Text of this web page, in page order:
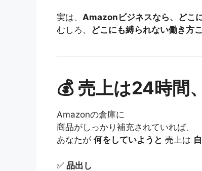
実は、 Amazonビジネスなら、どこ
むしろ、 どこにも縛られない働き方
💰 売上は24時間
Amazonの倉庫に
商品がしっかり補充されていれば、
あなたが 何をしていようと 売上は
✅ 品出し